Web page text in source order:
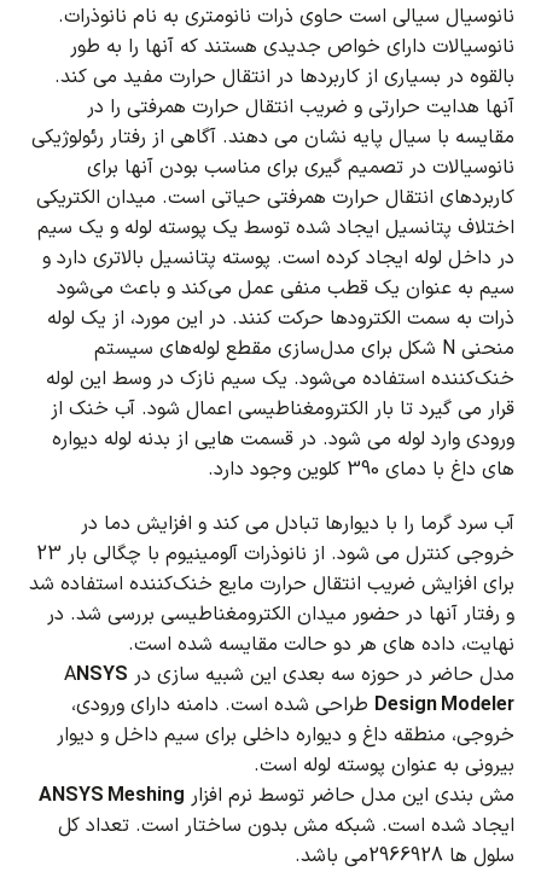
نانوسیال سیالی است حاوی ذرات نانومتری به نام نانوذرات.
نانوسیالات دارای خواص جدیدی هستند که آنها را به طور
بالقوه در بسیاری از کاربردها در انتقال حرارت مفید می کند.
آنها هدایت حرارتی و ضریب انتقال حرارت همرفتی را در
مقایسه با سیال پایه نشان می دهند. آگاهی از رفتار رئولوژیکی
نانوسیالات در تصمیم گیری برای مناسب بودن آنها برای
کاربردهای انتقال حرارت همرفتی حیاتی است. میدان الکتریکی
اختلاف پتانسیل ایجاد شده توسط یک پوسته لوله و یک سیم
در داخل لوله ایجاد کرده است. پوسته پتانسیل بالاتری دارد و
سیم به عنوان یک قطب منفی عمل می‌کند و باعث می‌شود
ذرات به سمت الکترودها حرکت کنند. در این مورد، از یک لوله
منحنی N شکل برای مدل‌سازی مقطع لوله‌های سیستم
خنک‌کننده استفاده می‌شود. یک سیم نازک در وسط این لوله
قرار می گیرد تا بار الکترومغناطیسی اعمال شود. آب خنک از
ورودی وارد لوله می شود. در قسمت هایی از بدنه لوله دیواره
های داغ با دمای 390 کلوین وجود دارد.
آب سرد گرما را با دیوارها تبادل می کند و افزایش دما در
خروجی کنترل می شود.
از نانوذرات آلومینیوم با چگالی بار 23
برای افزایش ضریب انتقال حرارت مایع خنک‌کننده استفاده شد
و رفتار آنها در حضور میدان الکترومغناطیسی بررسی شد. در
نهایت، داده های هر دو حالت مقایسه شده است.
مدل حاضر در حوزه سه بعدی این شبیه سازی در A NSYS
Design Modeler طراحی شده است. دامنه دارای ورودی،
خروجی، منطقه داغ و دیواره داخلی برای سیم داخل و دیوار
بیرونی به عنوان پوسته لوله است.
مش بندی این مدل حاضر توسط نرم افزار ANSYS Meshing
ایجاد شده است. شبکه مش بدون ساختار است. تعداد کل
سلول ها 2966928می باشد.